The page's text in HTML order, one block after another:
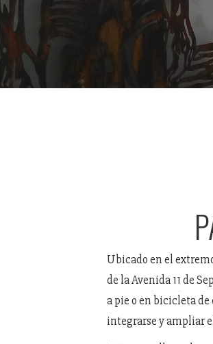
Ubicado en el
de la Avenida 11 de
a pie o en bicicleta
integrarse y ampliar